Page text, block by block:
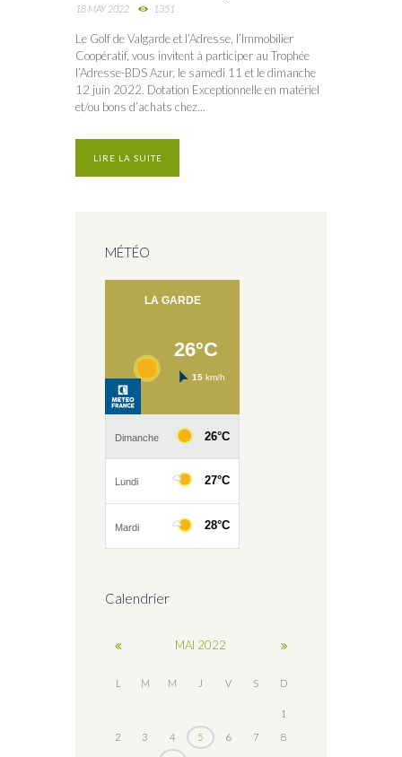
18 MAY 2022 1351
Le Golf de Valgarde et l’Adresse, l’Immobilier
Coopératif, vous invitent à participer au Trophée
l’Adresse-BDS Azur, le samedi 11 et le dimanche
12 juin 2022. Dotation Exceptionnelle en matériel
et/ou bons d’achats chez...
LIRE LA SUITE
MÉTÉO
Calendrier
MAI 2022
L M M J V S D
1
2
3 4 5 6 7
8